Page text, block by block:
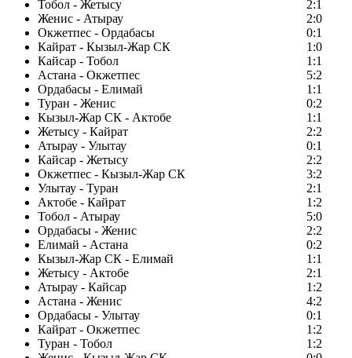
Тобол - Жетысу
2:1
Женис - Атырау
2:0
Окжетпес - Ордабасы
0:1
Кайрат - Кызыл-Жар СК
1:0
Кайсар - Тобол
1:1
Астана - Окжетпес
5:2
Ордабасы - Елимай
1:1
Туран - Женис
0:2
Кызыл-Жар СК - Актобе
1:1
Жетысу - Кайрат
2:2
Атырау - Улытау
0:1
Кайсар - Жетысу
2:2
Окжетпес - Кызыл-Жар СК
3:2
Улытау - Туран
2:1
Актобе - Кайрат
1:2
Тобол - Атырау
5:0
Ордабасы - Женис
2:2
Елимай - Астана
0:2
Кызыл-Жар СК - Елимай
1:1
Жетысу - Актобе
2:1
Атырау - Кайсар
1:2
Астана - Женис
4:2
Ордабасы - Улытау
0:1
Кайрат - Окжетпес
1:2
Туран - Тобол
1:2